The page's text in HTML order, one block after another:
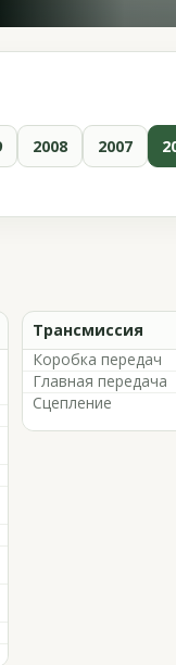
2008 2007
Трансмиссия
Коробка передач
Главная передача
Сцепление